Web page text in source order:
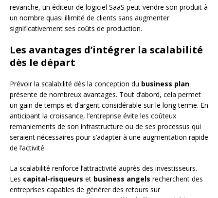
revanche, un éditeur de logiciel SaaS peut vendre son produit à
un nombre quasi illimité de clients sans augmenter
significativement ses coûts de production.
Les avantages d’intégrer la scalabilité
dès le départ
Prévoir la scalabilité dès la conception du business plan
présente de nombreux avantages. Tout d’abord, cela permet
un gain de temps et d’argent considérable sur le long terme. En
anticipant la croissance, l’entreprise évite les coûteux
remaniements de son infrastructure ou de ses processus qui
seraient nécessaires pour s’adapter à une augmentation rapide
de l’activité.
La scalabilité renforce l’attractivité auprès des investisseurs.
Les capital-risqueurs et business angels recherchent des
entreprises capables de générer des retours sur